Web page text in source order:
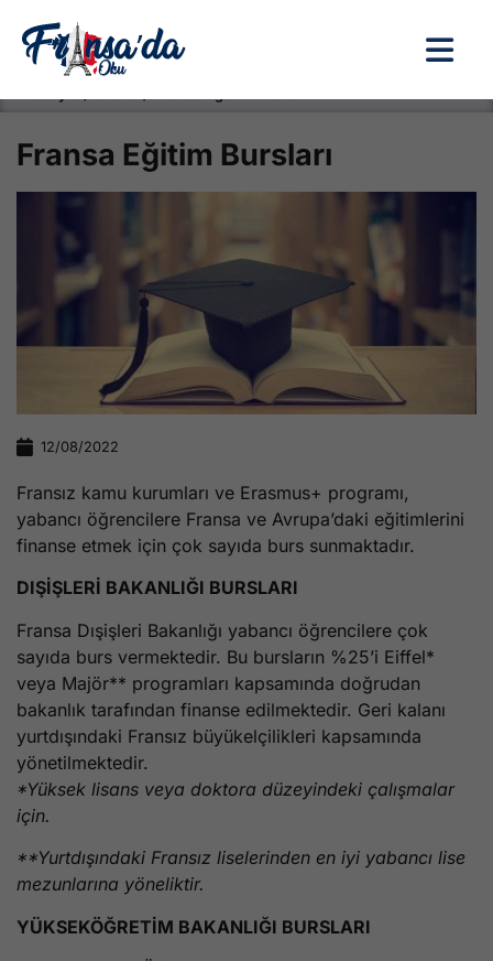
Fransa Eğitim Bursları
12/08/2022
Fransız kamu kurumları ve Erasmus+ programı,
yabancı öğrencilere Fransa ve Avrupa’daki eğitimlerini
finanse etmek için çok sayıda burs sunmaktadır.
DIŞİŞLERİ BAKANLIĞI BURSLARI
Fransa Dışişleri Bakanlığı yabancı öğrencilere çok
sayıda burs vermektedir. Bu bursların %25’i Eiffel*
veya Majör** programları kapsamında doğrudan
bakanlık tarafından finanse edilmektedir. Geri kalanı
yurtdışındaki Fransız büyükelçilikleri kapsamında
yönetilmektedir.
*Yüksek lisans veya doktora düzeyindeki çalışmalar
için.
**Yurtdışındaki Fransız liselerinden en iyi yabancı lise
mezunlarına yöneliktir.
YÜKSEKÖĞRETİM BAKANLIĞI BURSLARI